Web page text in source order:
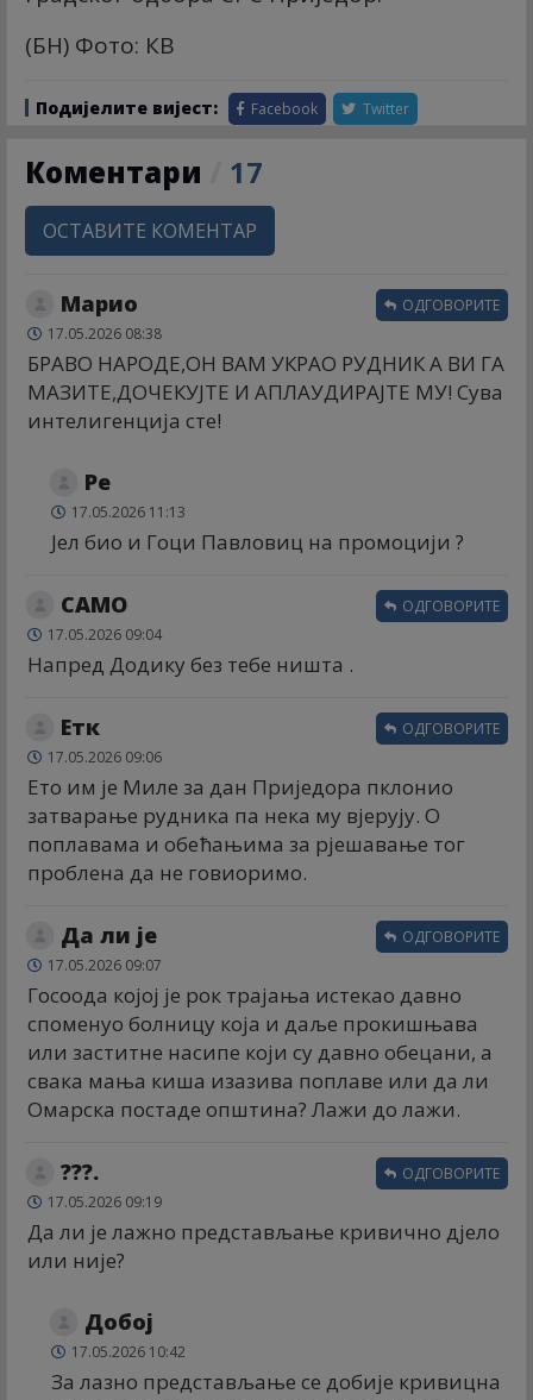
(БН) Фото: КВ
Подијелите вијест: Facebook Twitter
Коментари 17
ОСТАВИТЕ КОМЕНТАР
Марио
17.05.2026 08:38
БРАВО НАРОДЕ,ОН ВАМ УКРАО РУДНИК А ВИ ГА
МАЗИТЕ,ДОЧЕКУЈТЕ И АПЛАУДИРАЈТЕ МУ! Сува
интелигенција сте!
ОДГОВОРИТЕ
Ре
17.05.2026 11:13
Јел био и Гоци Павловиц на промоцији ?
САМО
17.05.2026 09:04
Напред Додику без тебе ништа .
ОДГОВОРИТЕ
Етк
17.05.2026 09:06
Ето им је Миле за дан Приједора пклонио
затварање рудника па нека му вјерују. О
поплавама и обећањима за рјешавање тог
проблена да не говиоримо.
ОДГОВОРИТЕ
Да ли је
17.05.2026 09:07
Госоода којој је рок трајања истекао давно
споменуо болницу која и даље прокишњава
или заститне насипе који су давно обецани, а
свака мања киша изазива поплаве или да ли
Омарска постаде општина? Лажи до лажи.
ОДГОВОРИТЕ
???.
17.05.2026 09:19
Да ли је лажно представљање кривично дјело
или није?
ОДГОВОРИТЕ
Добој
17.05.2026 10:42
За лазно представљање се добије кривицна